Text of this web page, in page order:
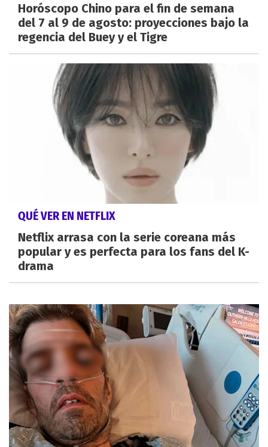
Horóscopo Chino para el fin de semana
del 7 al 9 de agosto: proyecciones bajo la
regencia del Buey y el Tigre
QUÉ VER EN NETFLIX
Netflix arrasa con la serie coreana más
popular y es perfecta para los fans del K-
drama